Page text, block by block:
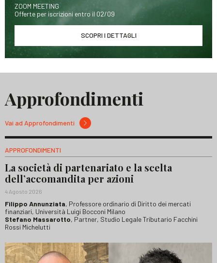
ZOOM MEETING
Offerte per iscrizioni entro il 02/09
SCOPRI I DETTAGLI
Approfondimenti
Vai ad Approfondimenti
APPROFONDIMENTI
La società di partenariato e la scelta
dell’accomandita per azioni
4 Agosto 2026
Filippo Annunziata, Professore ordinario di Diritto dei mercati
finanziari, Università Luigi Bocconi Milano
Stefano Massarotto, Partner, Studio Legale Tributario Facchini
Rossi Michelutti